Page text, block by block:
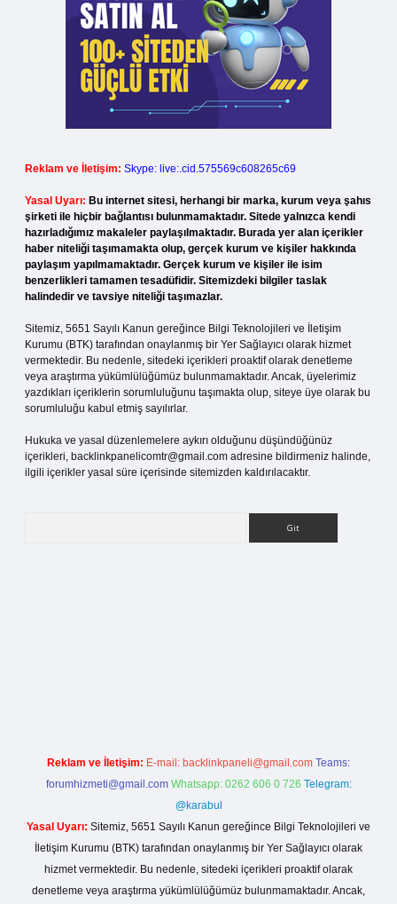
Reklam ve İletişim: Skype: live:.cid.575569c608265c69
Yasal Uyarı: Bu internet sitesi, herhangi bir marka, kurum veya şahıs
şirketi ile hiçbir bağlantısı bulunmamaktadır. Sitede yalnızca kendi
hazırladığımız makaleler paylaşılmaktadır. Burada yer alan içerikler
haber niteliği taşımamakta olup, gerçek kurum ve kişiler hakkında
paylaşım yapılmamaktadır. Gerçek kurum ve kişiler ile isim
benzerlikleri tamamen tesadüfidir. Sitemizdeki bilgiler taslak
halindedir ve tavsiye niteliği taşımazlar.
Sitemiz, 5651 Sayılı Kanun gereğince Bilgi Teknolojileri ve İletişim
Kurumu (BTK) tarafından onaylanmış bir Yer Sağlayıcı olarak hizmet
vermektedir. Bu nedenle, sitedeki içerikleri proaktif olarak denetleme
veya araştırma yükümlülüğümüz bulunmamaktadır. Ancak, üyelerimiz
yazdıkları içeriklerin sorumluluğunu taşımakta olup, siteye üye olarak bu
sorumluluğu kabul etmiş sayılırlar.
Hukuka ve yasal düzenlemelere aykırı olduğunu düşündüğünüz
içerikleri, backlinkpanelicomtr@gmail.com adresine bildirmeniz halinde,
ilgili içerikler yasal süre içerisinde sitemizden kaldırılacaktır.
Reklam ve İletişim: E-mail: backlinkpaneli@gmail.com Teams:
forumhizmeti@gmail.com Whatsapp: 0262 606 0 726 Telegram:
@karabul
Yasal Uyarı: Sitemiz, 5651 Sayılı Kanun gereğince Bilgi Teknolojileri ve
İletişim Kurumu (BTK) tarafından onaylanmış bir Yer Sağlayıcı olarak
hizmet vermektedir. Bu nedenle, sitedeki içerikleri proaktif olarak
denetleme veya araştırma yükümlülüğümüz bulunmamaktadır. Ancak,